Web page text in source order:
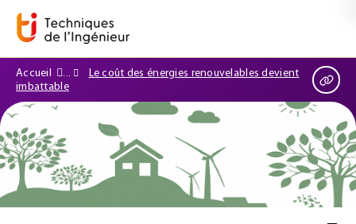
Accueil
Le coût des énergies renouvelables devient
imbattable